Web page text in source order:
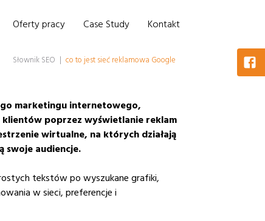
Oferty pracy Case Study Kontakt
Słownik SEO | co to jest sieć reklamowa Google
marketingu internetowego,
poprzez wyświetlanie reklam
wirtualne, na których działają
swoje audiencje.
tekstów po wyszukane grafiki,
w sieci, preferencje i